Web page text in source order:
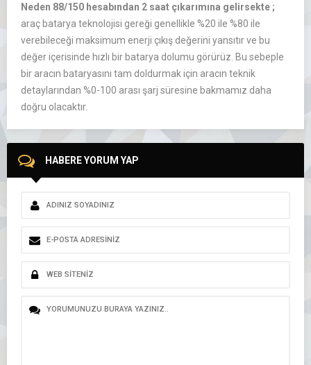
Neden 88/150 hesabından 2 saat çıkarımına gelirsekte ;
araç batarya teknolojisi gereği genellikle %20 ile %80 ile
verebileceği maksimum enerji çıkış değerini yansıtır ve bu
değer içerisinde hızlı bir batarya dolumu görürüz. Bu sebeple
bir aracın bataryasını tam doldurmak için aracın teknik
detaylarından %0-100 arası şarj süresine bakmamız daha
doğru olacaktır.
HABERE YORUM YAP